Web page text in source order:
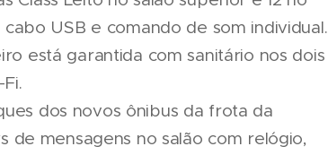
USB e comando de som individual.
está garantida com sanitário nos dois
dos novos ônibus da frota da
de mensagens no salão com relógio,